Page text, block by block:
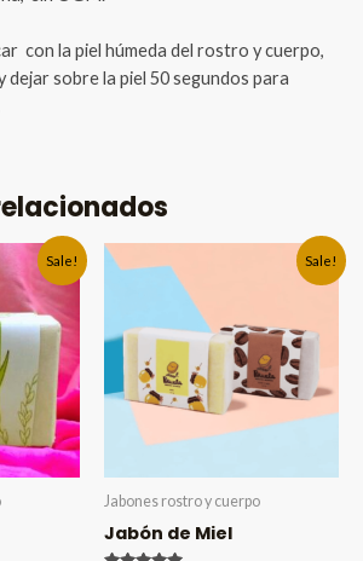
con la piel húmeda del rostro y cuerpo,
sobre la piel 50 segundos para
Sale! Sale!
Jabones rostro y cuerpo
Jabón de Miel